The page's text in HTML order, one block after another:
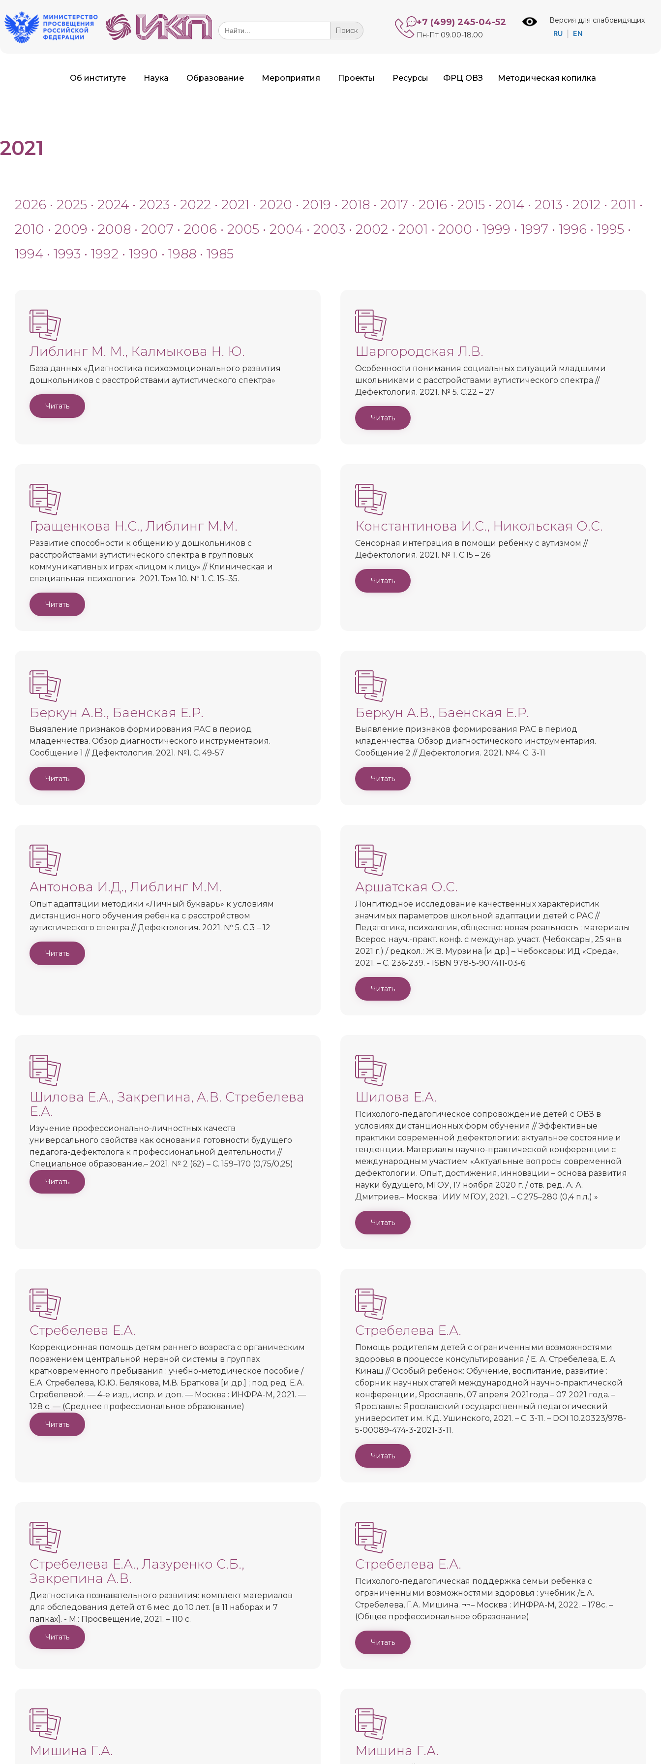
Search
for:
+7 (499) 245-04-52
Пн-Пт 09.00-18.00
Версия для слабовидящих
RU EN
Об институте Наука Образование Мероприятия Проекты Ресурсы ФРЦ ОВЗ Методическая копилка
2021
2026 • 2025 • 2024 • 2023 • 2022 • 2021 • 2020 • 2019 • 2018 • 2017 • 2016 • 2015 • 2014 • 2013 • 2012 • 2011 •
2010 • 2009 • 2008 • 2007 • 2006 • 2005 • 2004 • 2003 • 2002 • 2001 • 2000 • 1999 • 1997 • 1996 • 1995 •
1994 • 1993 • 1992 • 1990 • 1988 • 1985
Либлинг М. М., Калмыкова Н. Ю.
База данных «Диагностика психоэмоционального развития
дошкольников с расстройствами аутистического спектра»
Читать
Шаргородская Л.В.
Особенности понимания социальных ситуаций младшими
школьниками с расстройствами аутистического спектра //
Дефектология. 2021. № 5. С.22 – 27
Читать
Гращенкова Н.С., Либлинг М.М.
Развитие способности к общению у дошкольников с
расстройствами аутистического спектра в групповых
коммуникативных играх «лицом к лицу» // Клиническая и
специальная психология. 2021. Том 10. № 1. С. 15–35.
Читать
Константинова И.С., Никольская О.С.
Сенсорная интеграция в помощи ребенку с аутизмом //
Дефектология. 2021. № 1. С.15 – 26
Читать
Беркун А.В., Баенская Е.Р.
Выявление признаков формирования РАС в период
младенчества. Обзор диагностического инструментария.
Сообщение 1 // Дефектология. 2021. №1. С. 49-57
Читать
Беркун А.В., Баенская Е.Р.
Выявление признаков формирования РАС в период
младенчества. Обзор диагностического инструментария.
Сообщение 2 // Дефектология. 2021. №4. С. 3-11
Читать
Антонова И.Д., Либлинг М.М.
Опыт адаптации методики «Личный букварь» к условиям
дистанционного обучения ребенка с расстройством
аутистического спектра // Дефектология. 2021. № 5. С.3 – 12
Читать
Аршатская О.С.
Лонгитюдное исследование качественных характеристик
значимых параметров школьной адаптации детей с РАС //
Педагогика, психология, общество: новая реальность : материалы
Всерос. науч.-практ. конф. с междунар. участ. (Чебоксары, 25 янв.
2021 г.) / редкол.: Ж.В. Мурзина [и др.] – Чебоксары: ИД «Среда»,
2021. – С. 236-239. - ISBN 978-5-907411-03-6.
Читать
Шилова Е.А., Закрепина, А.В. Стребелева
Е.А.
Изучение профессионально-личностных качеств
универсального свойства как основания готовности будущего
педагога-дефектолога к профессиональной деятельности //
Специальное образование.– 2021. № 2 (62) – С. 159–170 (0,75/0,25)
Читать
Шилова Е.А.
Психолого-педагогическое сопровождение детей с ОВЗ в
условиях дистанционных форм обучения // Эффективные
практики современной дефектологии: актуальное состояние и
тенденции. Материалы научно-практической конференции с
международным участием «Актуальные вопросы современной
дефектологии. Опыт, достижения, инновации – основа развития
науки будущего, МГОУ, 17 ноября 2020 г. / отв. ред. А. А.
Дмитриев.– Москва : ИИУ МГОУ, 2021. – С.275–280 (0,4 п.л.) »
Читать
Стребелева Е.А.
Коррекционная помощь детям раннего возраста с органическим
поражением центральной нервной системы в группах
кратковременного пребывания : учебно-методическое пособие /
Е.А. Стребелева, Ю.Ю. Белякова, М.В. Браткова [и др.] ; под ред. Е.А.
Стребелевой. — 4-е изд., испр. и доп. — Москва : ИНФРА-М, 2021. —
128 с. — (Среднее профессиональное образование)
Читать
Стребелева Е.А.
Помощь родителям детей с ограниченными возможностями
здоровья в процессе консультирования / Е. А. Стребелева, Е. А.
Кинаш // Особый ребенок: Обучение, воспитание, развитие :
сборник научных статей международной научно-практической
конференции, Ярославль, 07 апреля 2021года – 07 2021 года. –
Ярославль: Ярославский государственный педагогический
университет им. К.Д. Ушинского, 2021. – С. 3-11. – DOI 10.20323/978-
5-00089-474-3-2021-3-11.
Читать
Стребелева Е.А., Лазуренко С.Б.,
Закрепина А.В.
Диагностика познавательного развития: комплект материалов
для обследования детей от 6 мес. до 10 лет. [в 11 наборах и 7
папках]. - М.: Просвещение, 2021. – 110 c.
Читать
Стребелева Е.А.
Психолого-педагогическая поддержка семьи ребенка с
ограниченными возможностями здоровья : учебник /Е.А.
Стребелева, Г.А. Мишина. ¬¬– Москва : ИНФРА-М, 2022. – 178с. –
(Общее профессиональное образование)
Читать
Мишина Г.А. Мишина Г.А.